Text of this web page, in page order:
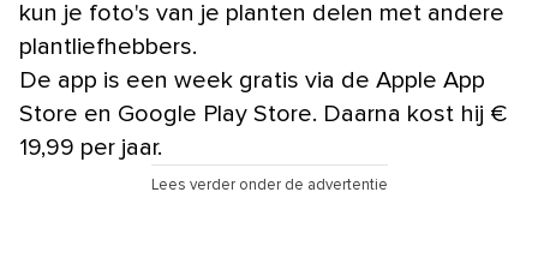
kun je foto's van je planten delen met andere
plantliefhebbers.
De app is een week gratis via de Apple App
Store en Google Play Store. Daarna kost hij €
19,99 per jaar.
Lees verder onder de advertentie